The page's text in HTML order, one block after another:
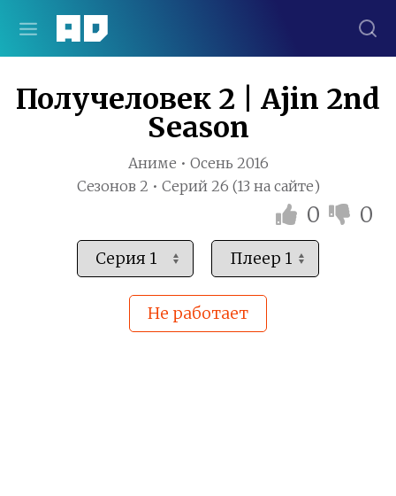
Получеловек 2 | Ajin 2nd
Season
Аниме • Осень 2016
Сезонов 2 • Серий 26 (13 на сайте)
0 0
Не работает